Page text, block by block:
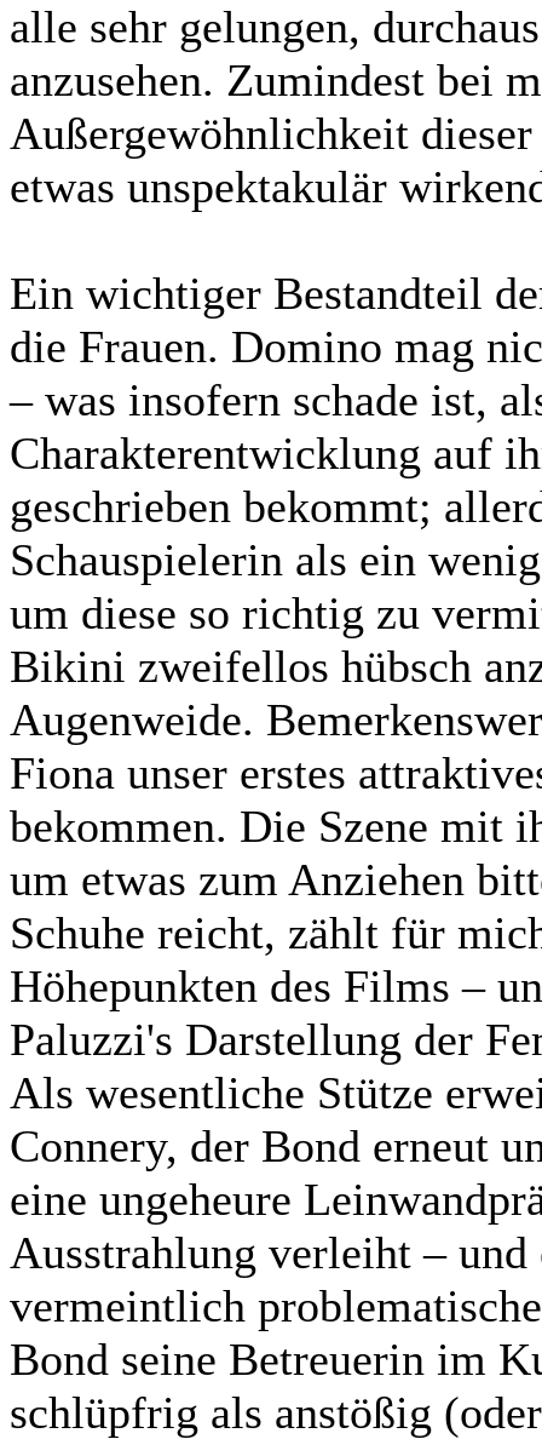
alle sehr gelungen,
anzusehen. Zumindest bei
Außergewöhnlichkeit dieser
etwas unspektakulär
Ein wichtiger Bestandteil
die Frauen. Domino mag
– was insofern schade ist,
Charakterentwicklung auf
geschrieben bekommt;
Schauspielerin als ein
um diese so richtig zu
Bikini zweifellos hübsch
Augenweide.
Fiona unser erstes
bekommen. Die Szene mit
um etwas zum Anziehen
Schuhe reicht, zählt für
Höhepunkten des Films –
Paluzzi's Darstellung der
Als wesentliche Stütze
Connery, der Bond erneut
eine ungeheure
Ausstrahlung verleiht – und
vermeintlich
Bond seine Betreuerin im
schlüpfrig als anstößig